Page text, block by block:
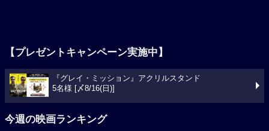
【プレゼントキャンペーン実施中】
『グレイ・ミッション』アクリルスタンド
5名様 [〆8/16(日)]
今週の映画ランキング